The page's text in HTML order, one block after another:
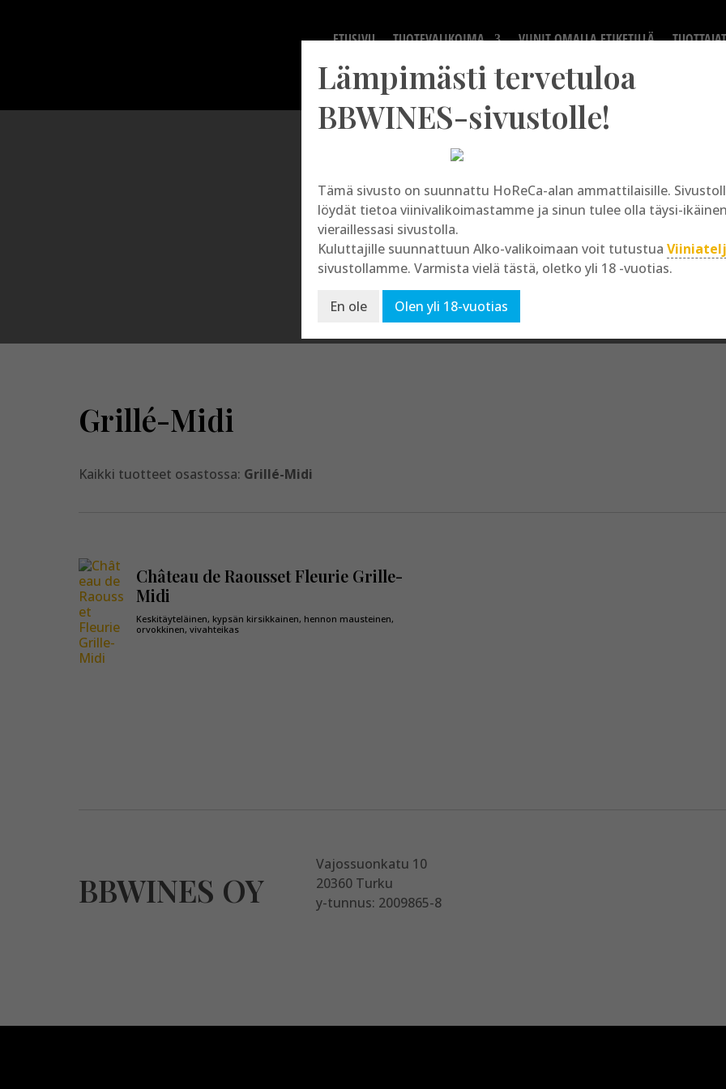
ETUSIVU TUOTEVALIKOIMA VIINIT OMALLA ETIKETILLÄ TUOTTAJAT
Grillé-Midi
Grillé-Midi
Kaikki tuotteet osastossa: Grillé-Midi
Château de Raousset Fleurie Grille-
Midi
Keskitäyteläinen, kypsän kirsikkainen, hennon mausteinen,
orvokkinen, vivahteikas
BBWINES OY
Vajossuonkatu 10
20360 Turku
y-tunnus: 2009865-8
Lämpimästi tervetuloa
BBWINES-sivustolle!
Tämä sivusto on suunnattu HoReCa-alan ammattilaisille.
löydät tietoa viinivalikoimastamme ja sinun tulee olla täysi-
vieraillessasi sivustolla.
Kuluttajille suunnattuun Alko-valikoimaan voit tutustua
sivustollamme. Varmista vielä tästä, oletko yli 18 -vuotias.
En ole Olen yli 18-vuotias